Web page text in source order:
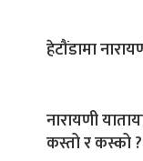
हेटौंडामा
नारायणी
कस्तो र कस्को ?